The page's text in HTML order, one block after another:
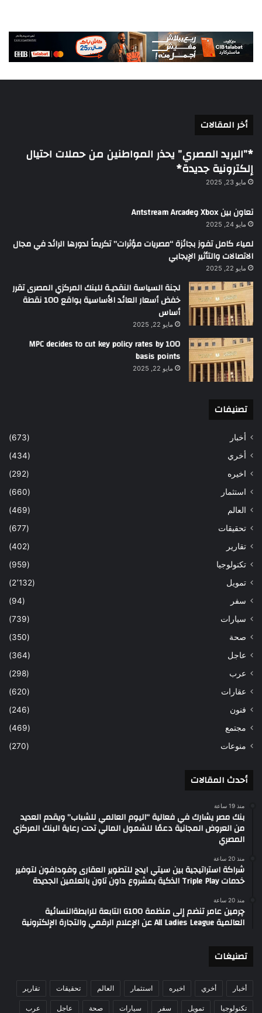
أخر المقالات
*”البريد المصري” يحذر المواطنين من حملات احتيال
إلكترونية جديدة*
مايو 23, 2025
تعاون بين Xbox وAntstream Arcade
مايو 24, 2025
لمياء كامل تفوز بجائزة “مصريات مؤثرات” تكريماً لدورها الرائد في مجال
الاتصالات والتأثير الإيجابي
مايو 22, 2025
لجنة السياسة النقديـة للبنك المركزي المصرى تقرر
خفض أسعار العائد الأساسية بواقع 100 نقطة
أساس
مايو 22, 2025
MPC decides to cut key policy rates by 100
basis points
مايو 22, 2025
تصنيفات
أخبار
(673)
أخري
(434)
اخيره
(292)
استثمار
(660)
العالم
(469)
تحقيقات
(677)
تقارير
(402)
تكنولوجيا
(959)
تمويل
(2٬132)
سفر
(94)
سيارات
(739)
صحة
(350)
عاجل
(364)
عرب
(298)
عقارات
(620)
فنون
(246)
مجتمع
(469)
منوعات
(270)
أحدث المقالات
منذ 19 ساعة
بنك مصر يشارك في فعالية “اليوم العالمي للشباب” ويقدم العديد
من العروض المجانية دعمًا للشمول المالي تحت رعاية البنك المركزي
المصري
منذ 20 ساعة
شراكة استراتيجية بين سيتي ايدج للتطوير العقارى وفودافون لتوفير
خدمات Triple Play الذكية بمشروع داون تاون بالعلمين الجديدة
منذ 20 ساعة
چرمين عامر تنضم إلى منظمة G100 التابعة للرابطةالنسائية
العالمية All Ladies League عن الإعلام الرقمي والتجارة الإلكترونية
تصنيغات
أخبار أخري اخيره استثمار العالم تحقيقات تقارير
تكنولوجيا تمويل سفر سيارات صحة عاجل عرب